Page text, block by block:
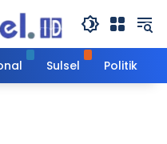
Sulsel Politik